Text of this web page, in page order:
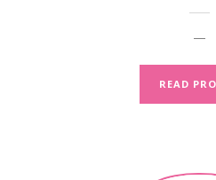
—
READ